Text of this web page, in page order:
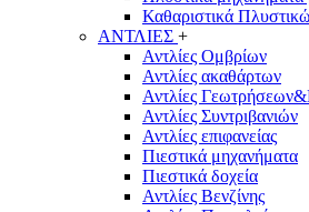
Καθαριστικά
ΑΝΤΛΙΕΣ +
Αντλίες Ομβρίων
Αντλίες ακαθάρτων
Αντλίες
Αντλίες Συντριβανιών
Αντλίες επιφανείας
Πιεστικά μηχανήματα
Πιεστικά δοχεία
Αντλίες Βενζίνης